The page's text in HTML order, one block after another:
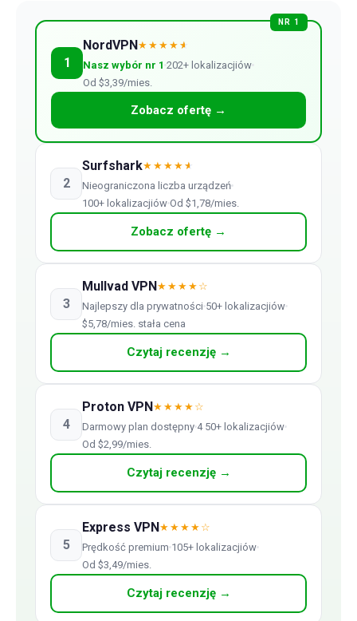
NR 1
1
NordVPN★★★★ ★
Nasz wybór nr 1 202+ lokalizacjiów
Od $3,39/mies.
Zobacz ofertę →
2
Surfshark★★★★ ★
Nieograniczona liczba urządzeń
100+ lokalizacjiów Od $1,78/mies.
Zobacz ofertę →
3
Mullvad VPN★★★★☆
Najlepszy dla prywatności 50+ lokalizacjiów
$5,78/mies. stała cena
Czytaj recenzję →
4
Proton VPN★★★★☆
Darmowy plan dostępny 4 50+ lokalizacjiów
Od $2,99/mies.
Czytaj recenzję →
5
Express VPN★★★★☆
Prędkość premium 105+ lokalizacjiów
Od $3,49/mies.
Czytaj recenzję →